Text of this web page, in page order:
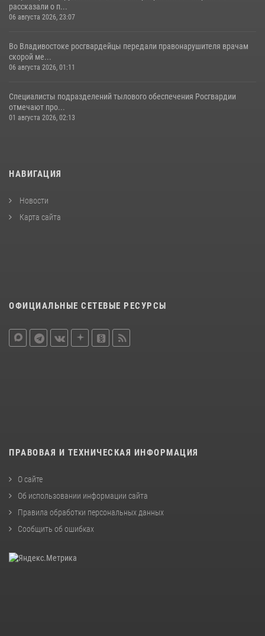
рассказали о п...
06 августа 2026, 23:07
Во Владивостоке росгвардейцы передали правонарушителя врачам
скорой ме...
06 августа 2026, 01:11
Специалисты подразделений тылового обеспечения Росгвардии
отмечают про...
01 августа 2026, 02:13
НАВИГАЦИЯ
Новости
Карта сайта
ОФИЦИАЛЬНЫЕ СЕТЕВЫЕ РЕСУРСЫ
ПРАВОВАЯ И ТЕХНИЧЕСКАЯ ИНФОРМАЦИЯ
О сайте
Об использовании информации сайта
Правила обработки персональных данных
Сообщить об ошибках